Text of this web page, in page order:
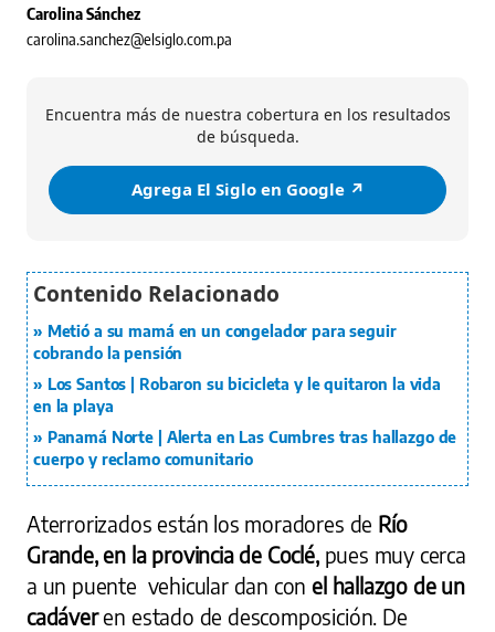
Carolina Sánchez
carolina.sanchez@elsiglo.com.pa
Encuentra más de nuestra cobertura en los resultados
de búsqueda.
Agrega El Siglo en Google ↗️
Metió a su mamá en un congelador para seguir
cobrando la pensión
Los Santos | Robaron su bicicleta y le quitaron la vida
en la playa
Panamá Norte | Alerta en Las Cumbres tras hallazgo de
cuerpo y reclamo comunitario
Aterrorizados están los moradores de Río
Grande, en la provincia de Coclé, pues muy cerca
a un puente vehicular dan con el hallazgo de un
cadáveren estado de descomposición. De